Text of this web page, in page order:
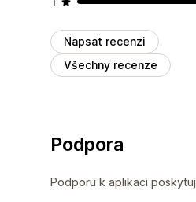
Napsat recenzi
Všechny recenze
Podpora
Podporu k aplikaci